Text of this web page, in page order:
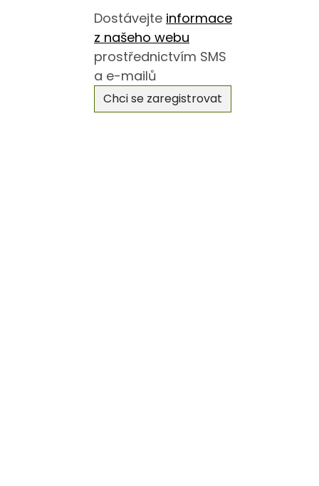
Dostávejte informace
z našeho webu
prostřednictvím SMS
a e-mailů
Chci se zaregistrovat